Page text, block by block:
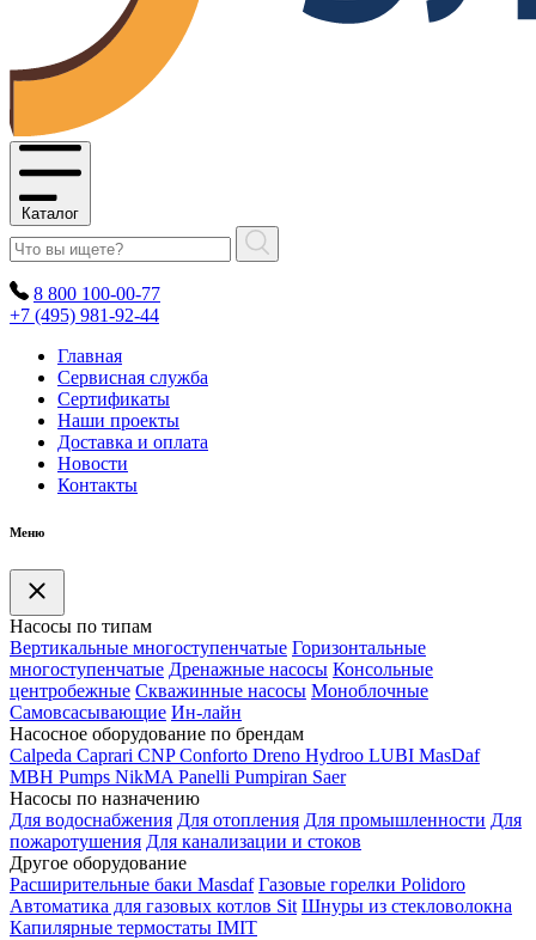
Каталог
8 800 100-00-77
+7 (495) 981-92-44
Главная
Сервисная служба
Сертификаты
Наши проекты
Доставка и оплата
Новости
Контакты
Меню
Насосы по типам
Вертикальные многоступенчатые Горизонтальные
многоступенчатые Дренажные насосы Консольные
центробежные Скважинные насосы Моноблочные
Самовсасывающие Ин-лайн
Насосное оборудование по брендам
Calpeda Caprari CNP Conforto Dreno Hydroo LUBI MasDaf
MBH Pumps NikMA Panelli Pumpiran Saer
Насосы по назначению
Для водоснабжения Для отопления Для промышленности Для
пожаротушения Для канализации и стоков
Другое оборудование
Расширительные баки Masdaf Газовые горелки Polidoro
Автоматика для газовых котлов Sit Шнуры из стекловолокна
Капилярные термостаты IMIT